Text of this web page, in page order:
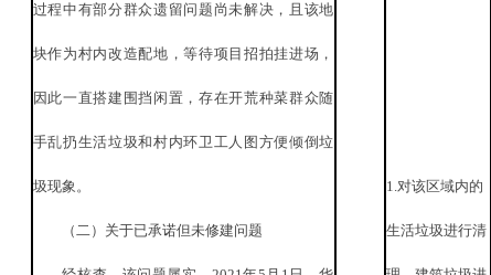
过程中有部分群众遗留问题尚未解决，且该地
块作为村内改造配地，等待项目招拍挂进场，
因此一直搭建围挡闲置，存在开荒种菜群众随
手乱扔生活垃圾和村内环卫工人图方便倾倒垃
圾现象。
（二）关于已承诺但未修建问题
1.对该区域内的
生活垃圾进行清